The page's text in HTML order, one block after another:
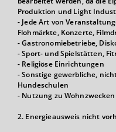
Produktion und Light
- Jede Art von
Flohmärkte, Konzerte,
- Gastronomiebetriebe,
- Sport- und Spielstätten,
- Religiöse Einrichtungen
- Sonstige gewerbliche,
Hundeschulen
- Nutzung zu Wohnzwecken
2. Energieausweis nicht